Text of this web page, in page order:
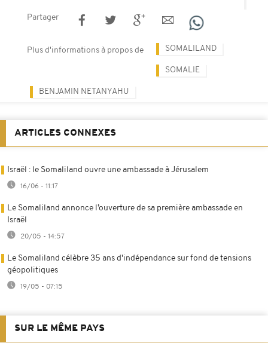
Partager
Plus d'informations à propos de SOMALILAND
SOMALIE
BENJAMIN NETANYAHU
ARTICLES CONNEXES
Israël : le Somaliland ouvre une ambassade à Jérusalem
16/06 - 11:17
Le Somaliland annonce l’ouverture de sa première ambassade en
Israël
20/05 - 14:57
Le Somaliland célèbre 35 ans d'indépendance sur fond de tensions
géopolitiques
19/05 - 07:15
SUR LE MÊME PAYS